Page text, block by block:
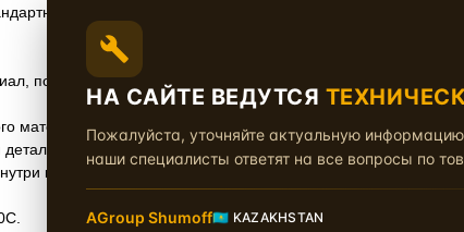
детали, в 150 мм, мала для широкой резины. Либо,
под кодовым названием
материала.
из первого набора, примерно 125 гр. равно
колеса детали сворачиваются так, что практически края
НА САЙТЕ ВЕДУТСЯ
Пожалуйста, уточняйте актуальную
наши специалисты ответят на все вопросы по
AGroup Shumoff🇰🇿 KAZAKHSTAN